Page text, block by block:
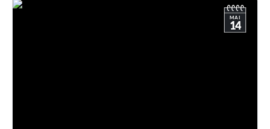
MAI
14